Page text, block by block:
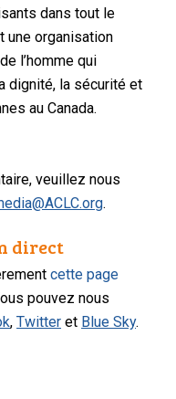
dans tout le
une organisation
l’homme qui
dignité, la sécurité et
au Canada.
veuillez nous
.
direct
cette page
pouvez nous
,Twitter et Blue Sky.